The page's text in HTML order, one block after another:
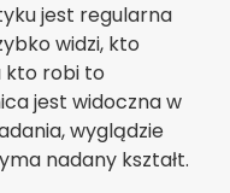
jest regularna
widzi, kto
kto robi to
jest widoczna w
wyglądzie
nadany kształt.